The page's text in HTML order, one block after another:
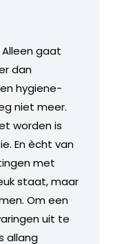
Alleen gaat
dan
hygiene-
niet meer.
worden is
En ècht van
met
staat, maar
Om een
uit te
allang